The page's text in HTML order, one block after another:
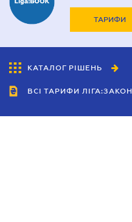
ТАРИФИ
КАТАЛОГ РІШЕНЬ
ВСІ ТАРИФИ ЛІГА:ЗАКОН